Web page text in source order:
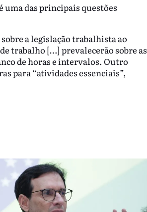
uma das principais questões
a legislação trabalhista ao
trabalho […] prevalecerão sobre as
de horas e intervalos. Outro
para “atividades essenciais”,